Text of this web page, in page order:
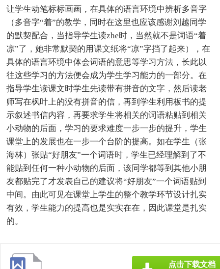
让学生动笔标标画画，在具体的语言环境中辨析多音字
（多音字“着”的教学，同时在这里也应该感谢刘越同学
的默契配合，当指导学生读zhe时，当然就不是词语“着
凉”了，她非常默契的用课文纸将“凉”字挡了起来），在
具体的语言环境中体会词语的意思等学习方法，长此以
往这些学习的方法便会成为学生学习能力的一部分。在
指导学生读课文时学生先读带有拼音的文字，然后读老
师写在枫叶上的没有拼音的信，再到学生利用板书的提
示叙述书信内容，再要求学生将相关的词语粘贴到相关
小动物的后面，学习的要求难度一步一步的提升，学生
课堂上的发展也在一步一个台阶的提高。如在学生（张
海林）张贴“好朋友”一个词语时，学生已经理解到了不
能贴到任何一种小动物的后面，该同学都等到其他小朋
友都贴完了才发表自己的建议将“好朋友”一个词语贴到
中间。由此可见在课堂上学生的整个教学环节设计扎实
有效，学生能力的提高也是实实在在，因此课堂是扎实
的。
点击下载文档